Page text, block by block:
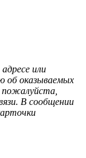
или
об оказываемых
пожалуйста,
В сообщении